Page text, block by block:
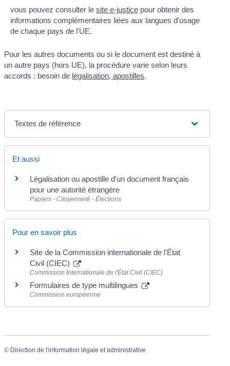
vous pouvez consulter le site e-justicepour obtenir des
informations complémentaires liées aux langues d'usage
de chaque pays de l'UE.
Pour les autres documents ou si le document est destiné à
un autre pays (hors UE), la procédure varie selon leurs
accords : besoin de légalisation, apostilles.
Textes de référence
Et aussi
Légalisation ou apostille d'un document français
pour une autorité étrangère
Papiers - Citoyenneté - Élections
Pour en savoir plus
Site de la Commission internationale de l'État
Civil (CIEC)
Commission Internationale de l'État Civil (CIEC)
Formulaires de type multilingues
Commission européenne
© Direction de l'information légale et administrative